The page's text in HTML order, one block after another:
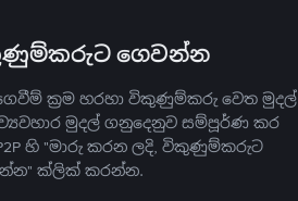
ගෙවන්න
ක්‍රම හරහා විකුණුම්කරු වෙත මුදල්
මුදල් ගනුදෙනුව සම්පූර්ණ කර
P2P හි "මාරු කරන ලදි, විකුණුම්කරුට
ක්ලික් කරන්න.